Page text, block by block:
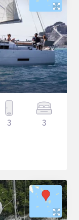
3 3